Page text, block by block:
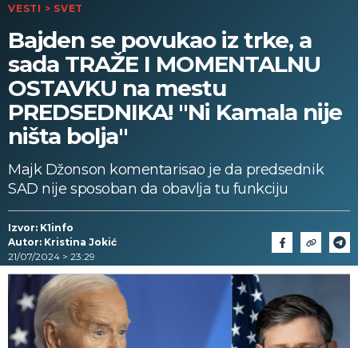
VESTI > SVET
Bajden se povukao iz trke, a
sada TRAŽE I MOMENTALNU
OSTAVKU na mestu
PREDSEDNIKA! "Ni Kamala nije
ništa bolja"
Majk Džonson komentarisao je da predsednik
SAD nije sposoban da obavlja tu funkciju
Izvor: K1info
Autor: Kristina Jokić
21/07/2024 > 23:29